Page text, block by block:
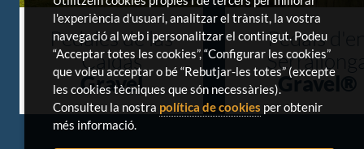
Pedales de las
Caldas
Gravel
Pedals
Gravel®
l'experiència d'usuari, analitzar el trànsit, la vostra
navegació al web i personalitzar el contingut. Podeu
“Acceptar totes les cookies”, “Configurar les cookies”
que voleu acceptar o bé “Rebutjar-les totes” (excepte
les cookies tècniques que són necessàries).
Consulteu la nostra política de cookies per obtenir
més informació.